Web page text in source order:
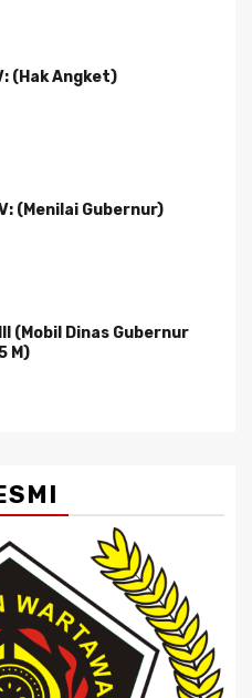
(Hak Angket)
(Menilai Gubernur)
III (Mobil Dinas Gubernur
M)